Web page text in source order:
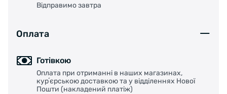
Відправимо завтра
Оплата
Готівкою
Оплата при отриманні в наших магазинах,
курʼєрською доставкою та у відділеннях Нової
Пошти (накладений платіж)